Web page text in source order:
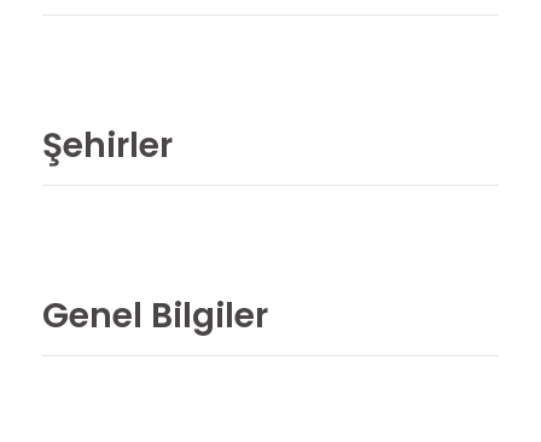
Şehirler
Genel Bilgiler